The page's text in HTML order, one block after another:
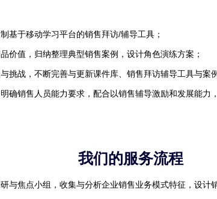
基于移动学习平台的销售拜访/辅导工具；
价值，归纳整理典型销售案例，设计角色演练方案；
挑战，不断完善与更新课件库、销售拜访辅导工具与案
确销售人员能力要求，配合以销售辅导激励和发展能力
我们的服务流程
与焦点小组，收集与分析企业销售业务模式特征，设计